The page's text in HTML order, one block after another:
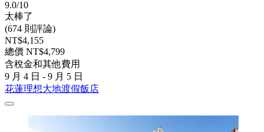
9.0/10
太棒了
(674 則評論)
NT$4,155
總價 NT$4,799
含稅金和其他費用
9 月 4 日 - 9 月 5 日
花蓮理想大地渡假飯店